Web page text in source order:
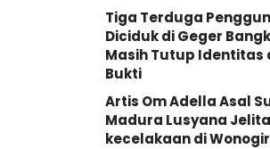
Tiga Terduga
Diciduk di Geger
Masih Tutup Identitas
Bukti
Artis Om Adella Asal
Madura Lusyana
kecelakaan di